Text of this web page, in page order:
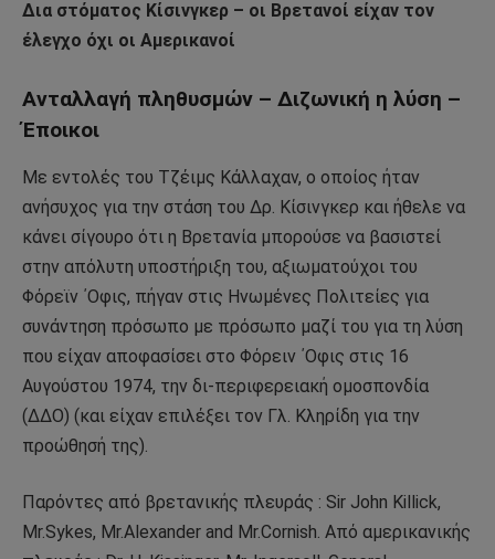
Δια στόματος Κίσινγκερ – οι Βρετανοί είχαν τον
έλεγχο όχι οι Αμερικανοί
Ανταλλαγή πληθυσμών – Διζωνική η λύση –
Έποικοι
Με εντολές του Τζέιμς Κάλλαχαν, ο οποίος ήταν
ανήσυχος για την στάση του Δρ. Κίσινγκερ και ήθελε να
κάνει σίγουρο ότι η Βρετανία μπορούσε να βασιστεί
στην απόλυτη υποστήριξη του, αξιωματούχοι του
Φόρεϊν ΄Οφις, πήγαν στις Ηνωμένες Πολιτείες για
συνάντηση πρόσωπο με πρόσωπο μαζί του για τη λύση
που είχαν αποφασίσει στο Φόρειν ΄Οφις στις 16
Αυγούστου 1974, την δι-περιφερειακή ομοσπονδία
(ΔΔΟ) (και είχαν επιλέξει τον Γλ. Κληρίδη για την
προώθησή της).
Παρόντες από βρετανικής πλευράς : Sir John Killick,
Mr.Sykes, Mr.Alexander and Mr.Cornish. Από αμερικανικής